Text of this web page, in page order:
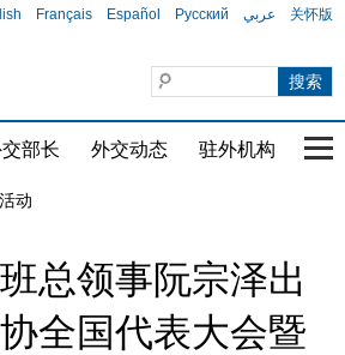
Français Español Русский عربي 关怀版
部长 外交动态 驻外机构 国
动
总领事阮宗泽出
全国代表大会暨